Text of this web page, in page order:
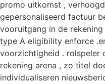
promo uitkomst ,
gepersonaliseerd factuur
vooruitgang in de
type A eligibility enforce
voorzichtigheid . rolspeler
rekening arena , zo titel
individualiseren